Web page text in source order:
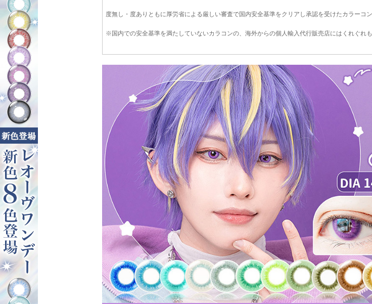
度無し・度ありともに厚労省による厳しい審査で国内安全基準をクリアし承認を受けたカラーコ
※国内での安全基準を満たしていないカラコンの、海外からの個人輸入代行販売店にはくれぐれも